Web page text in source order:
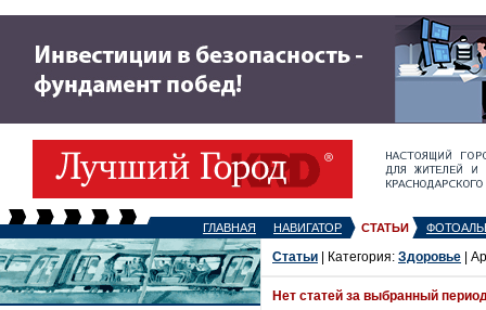
ГЛАВНАЯ НАВИГАТОР СТАТЬИ
Статьи | Категория: Здоровье |
Нет статей за выбранный